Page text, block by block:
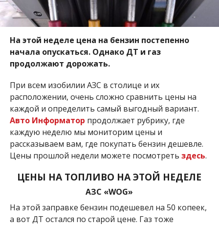
На этой неделе цена на бензин постепенно
начала опускаться. Однако ДТ и газ
продолжают дорожать.
При всем изобилии АЗС в столице и их
расположении, очень сложно сравнить цены на
каждой и определить самый выгодный вариант.
Авто Информатор продолжает рубрику, где
каждую неделю мы мониторим цены и
рассказываем вам, где покупать бензин дешевле.
Цены прошлой недели можете посмотреть здесь.
ЦЕНЫ НА ТОПЛИВО НА ЭТОЙ НЕДЕЛЕ
АЗС «WOG»
На этой заправке бензин подешевел на 50 копеек,
а вот ДТ остался по старой цене. Газ тоже